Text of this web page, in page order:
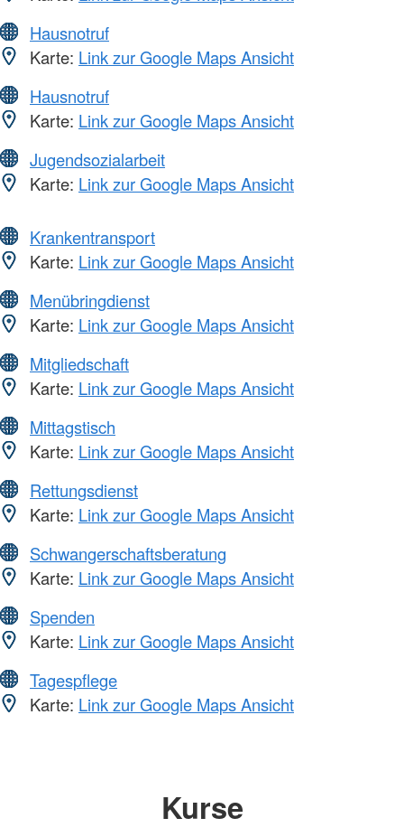
Hausnotruf
Karte: Link zur Google Maps Ansicht
Hausnotruf
Karte: Link zur Google Maps Ansicht
Jugendsozialarbeit
Karte: Link zur Google Maps Ansicht
Krankentransport
Karte: Link zur Google Maps Ansicht
Menübringdienst
Karte: Link zur Google Maps Ansicht
Mitgliedschaft
Karte: Link zur Google Maps Ansicht
Mittagstisch
Karte: Link zur Google Maps Ansicht
Rettungsdienst
Karte: Link zur Google Maps Ansicht
Schwangerschaftsberatung
Karte: Link zur Google Maps Ansicht
Spenden
Karte: Link zur Google Maps Ansicht
Tagespflege
Karte: Link zur Google Maps Ansicht
Kurse